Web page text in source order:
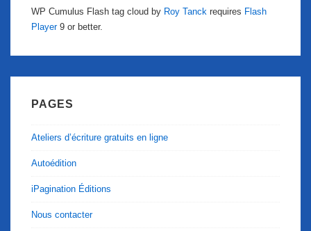
WP Cumulus Flash tag cloud by Roy Tanck requires Flash
Player9 or better.
PAGES
Ateliers d’écriture gratuits en ligne
Autoédition
iPagination Éditions
Nous contacter